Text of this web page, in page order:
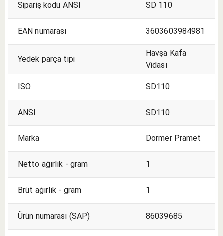
Sipariş kodu ANSI SD 110
EAN numarası 3603603984981
Yedek parça tipi
Havşa Kafa
Vidası
ISO SD110
ANSI SD110
Marka Dormer Pramet
Netto ağırlık - gram 1
Brüt ağırlık - gram 1
Ürün numarası (SAP) 86039685